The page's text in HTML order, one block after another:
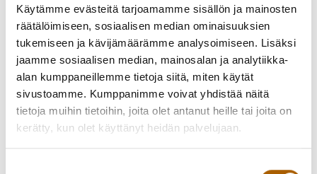
Käytämme evästeitä tarjoamamme sisällön ja mainosten
räätälöimiseen, sosiaalisen median ominaisuuksien
tukemiseen ja kävijämäärämme analysoimiseen. Lisäksi
jaamme sosiaalisen median, mainosalan ja analytiikka-
alan kumppaneillemme tietoja siitä, miten käytät
sivustoamme. Kumppanimme voivat yhdistää näitä
tietoja muihin tietoihin, joita olet antanut heille tai joita on
kerätty, kun olet käyttänyt heidän palvelujaan.
Yhteiskunnan turvallisuusstrategia (2025)
Puolustusvoimien tilannekatsaus
Poliisin tilannekatsaus
Yksilön varautuminen,
Yhdistyksen varautuminen
Yksilöt turvallisuustoimijoina
Suomen Punaisen Ristin (SPR) ja Vapaaehtoisen
pelastuspalvelun (Vapepa) roolit